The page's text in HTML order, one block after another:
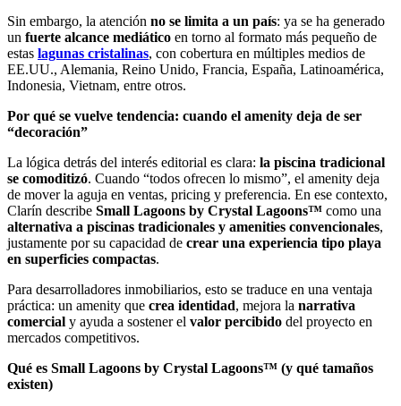
Sin embargo, la atención no se limita a un país: ya se ha generado
un fuerte alcance mediático en torno al formato más pequeño de
estas lagunas cristalinas, con cobertura en múltiples medios de
EE.UU., Alemania, Reino Unido, Francia, España, Latinoamérica,
Indonesia, Vietnam, entre otros.
Por qué se vuelve tendencia: cuando el amenity deja de ser
“decoración”
La lógica detrás del interés editorial es clara: la piscina tradicional
se comoditizó. Cuando “todos ofrecen lo mismo”, el amenity deja
de mover la aguja en ventas, pricing y preferencia. En ese contexto,
Clarín describe Small Lagoons by Crystal Lagoons™ como una
alternativa a piscinas tradicionales y amenities convencionales,
justamente por su capacidad de crear una experiencia tipo playa
en superficies compactas.
Para desarrolladores inmobiliarios, esto se traduce en una ventaja
práctica: un amenity que crea identidad, mejora la narrativa
comercial y ayuda a sostener el valor percibido del proyecto en
mercados competitivos.
Qué es Small Lagoons by Crystal Lagoons™ (y qué tamaños
existen)